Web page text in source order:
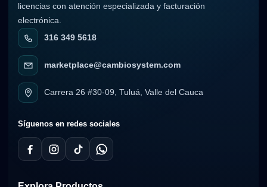
licencias con atención especializada y facturación
electrónica.
316 349 5618
marketplace@cambiosystem.com
Carrera 26 #30-09, Tuluá, Valle del Cauca
Síguenos en redes sociales